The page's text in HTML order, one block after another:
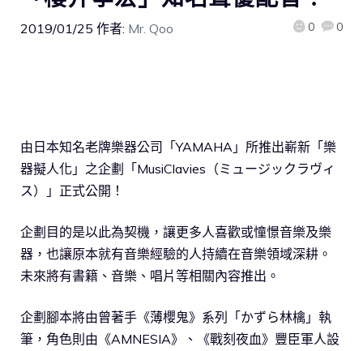
2019/01/25 作者: Mr. Qoo 0 0
由日本知名老牌樂器公司「YAMAHA」所推出嶄新「樂
器擬人化」之企劃「MusiClavies（ミュージックラヴィ
ス）」正式公開！
企劃目的是以此為契機，讓更多人喜歡或憧憬音樂及樂
器，也讓原本就有音樂經驗的人持續在音樂領域深耕。
未來將有書籍、音樂、唱片等相關內容推出。
企劃腳本將由曾著手《薄櫻鬼》系列「かずら林檎」執
筆，角色則由《AMNESIA》、《戰刻夜血》豐臣軍人設